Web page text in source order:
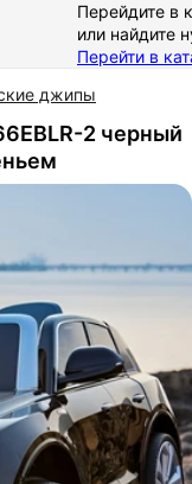
Перейдите в
или найдите
Перейти в
джипы
2 черный